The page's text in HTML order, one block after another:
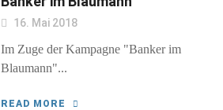
16. Mai 2018
Im Zuge der Kampagne "Banker im
Blaumann"...
READ MORE